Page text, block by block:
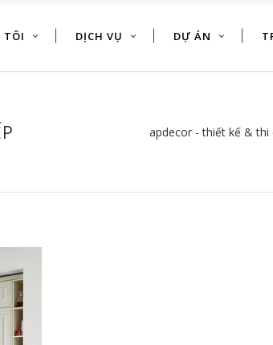
TÔI DỊCH VỤ DỰ ÁN
apdecor - thiết kế & thi